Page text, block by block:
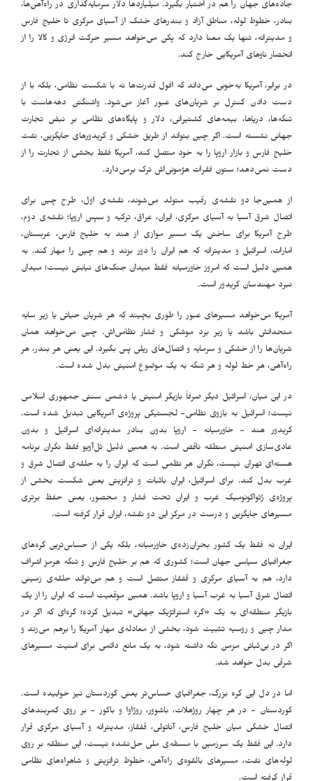
جاده‌های جهان را هم در اختیار بگیرد. میلیاردها دلار سرمایه‌گذاری در راه‌آهن‌ها،
بنادر، خطوط لوله، مناطق آزاد و بندرهای خشک از آسیای مرکزی تا خلیج فارس
و مدیترانه، تنها یک معنا دارد که پکن می‌خواهد مسیر حرکت انرژی و کالا را از
انحصار ناوهای آمریکایی خارج کند.
در برابر، آمریکا به‌خوبی می‌داند که افول قدرت‌ها نه با شکست نظامی، بلکه با از
دست دادن کنترل بر شریان‌های عبور آغاز می‌شود. واشنگتن دهه‌هاست با
تنگه‌ها، دریاها، بیمه‌های کشتیرانی، دلار و پایگاه‌های نظامی بر نبض تجارت
جهانی نشسته است. اگر چین بتواند از طریق خشکی و کریدورهای جایگزین، نفت
خلیج فارس و بازار اروپا را به خود متصل کند، آمریکا فقط بخشی از تجارت را از
دست نمی‌دهد؛ ستون فقرات هژمونی‌اش ترک برمی‌دارد.
از همین‌جا دو نقشه‌ی رقیب متولد می‌شوند، نقشه‌ی اول، طرح چین برای
اتصال شرق آسیا به آسیای مرکزی، ایران، عراق، ترکیه و سپس اروپا؛ نقشه‌ی دوم،
طرح آمریکا برای ساختن یک مسیر موازی از هند به خلیج فارس، عربستان،
امارات، اسرائیل و مدیترانه که هم ایران را دور بزند و هم چین را مهار کند. به
همین دلیل است که امروز خاورمیانه فقط میدان جنگ‌های نیابتی نیست؛ میدان
نبرد مهندسان کریدور است.
آمریکا می‌خواهد مسیرهای عبور را طوری بچیند که هر شریان حیاتی یا زیر سایه
متحدانش باشد یا زیر برد موشکی و فشار نظامی‌اش. چین می‌خواهد همان
شریان‌ها را از خشکی و سرمایه و اتصال‌های ریلی پس بگیرد. این یعنی هر بندر، هر
راه‌آهن، هر خط لوله و هر تنگه به یک موضوع امنیتی بدل شده است.
در این میان، اسرائیل دیگر صرفاً بازیگر امنیتی یا دشمن سنتی جمهوری اسلامی
نیست؛ اسرائیل به بازوی نظامی- لجستیکی پروژه‌ی آمریکایی تبدیل شده است.
کریدور هند - خاورمیانه - اروپا بدون بنادر مدیترانه‌ای اسرائیل و بدون
عادی‌سازی امنیتی منطقه ناقص است. به همین دلیل تل‌آویو فقط نگران برنامه
هسته‌ای تهران نیست، نگران هر نظمی است که ایران را به حلقه‌ی اتصال شرق و
غرب بدل کند. برای اسرائیل، ایرانِ باثبات و ترانزیتی یعنی شکست بخشی از
پروژه‌ی ژئواکونومیک غرب و ایرانِ تحت فشار و محصور، یعنی حفظ برتری
مسیرهای جایگزین و درست در مرکز این دو نقشه، ایران قرار گرفته است.
ایران نه فقط یک کشور بحران‌زده‌ی خاورمیانه، بلکه یکی از حساس‌ترین گره‌های
جغرافیای سیاسی جهان است؛ کشوری که هم بر خلیج فارس و تنگه هرمز اشراف
دارد، هم به آسیای مرکزی و قفقاز متصل است و هم می‌تواند حلقه‌ی زمینی
اتصال شرق آسیا به غرب آسیا و اروپا باشد. همین موقعیت است که ایران را از یک
بازیگر منطقه‌ای به یک «گره استراتژیک جهانی» تبدیل کرده؛ گره‌ای که اگر در
مدار چین و روسیه تثبیت شود، بخشی از معادله‌ی مهار آمریکا را برهم می‌زند و
اگر در بی‌ثباتی مزمن نگه داشته شود، به یک مانع دائمی برای امنیت مسیرهای
شرقی بدل خواهد شد.
اما در دل این گره بزرگ، جغرافیای حساس‌تر یعنی کوردستان نیز خوابیده است.
کوردستان - در هر چهار روژهلات، باشوور، روژاوا و باکور - بر روی کمربندهای
اتصال خشکی میان خلیج فارس، آناتولی، قفقاز، مدیترانه و آسیای مرکزی قرار
دارد. این فقط یک سرزمین با مسئله‌ی ملی حل‌نشده نیست، این منطقه بر روی
لوله‌های نفت، مسیرهای بالقوه‌ی راه‌آهن، خطوط ترانزیتی و شاهراه‌های نظامی